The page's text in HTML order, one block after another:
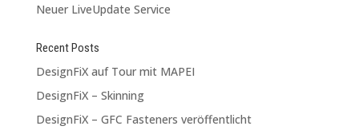
Neuer LiveUpdate Service
Recent Posts
DesignFiX auf Tour mit MAPEI
DesignFiX – Skinning
DesignFiX – GFC Fasteners veröffentlicht